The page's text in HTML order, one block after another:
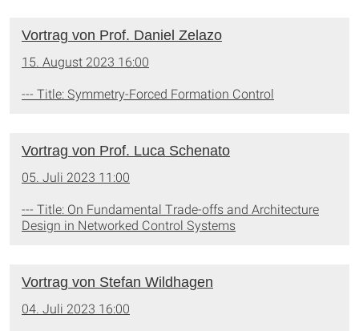
Vortrag von Prof. Daniel Zelazo
15. August 2023 16:00
--- Title: Symmetry-Forced Formation Control
Vortrag von Prof. Luca Schenato
05. Juli 2023 11:00
--- Title: On Fundamental Trade-offs and Architecture
Design in Networked Control Systems
Vortrag von Stefan Wildhagen
04. Juli 2023 16:00